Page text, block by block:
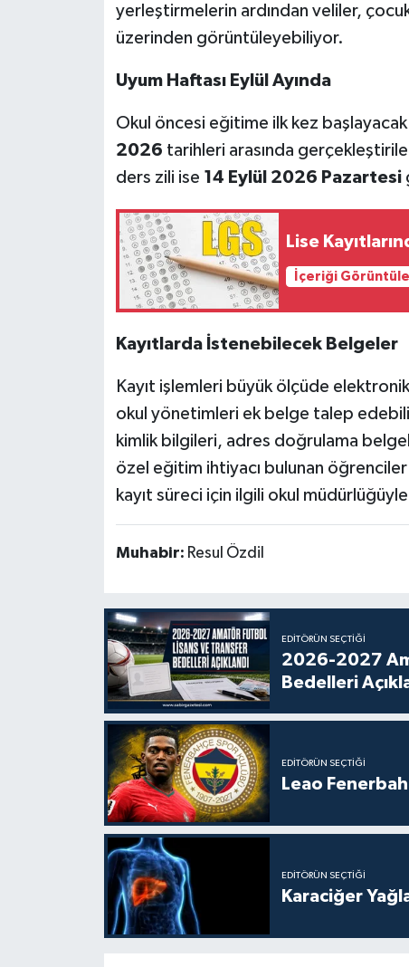
yerleştirmelerin ardından veliler,
üzerinden görüntüleyebiliyor.
Uyum Haftası Eylül Ayında
Okul öncesi eğitime ilk kez
2026 tarihleri arasında
ders zili ise 14 Eylül 2026 Pazartesi
Lise
İçeriği Görüntüle
Kayıtlarda İstenebilecek Belgeler
Kayıt işlemleri büyük ölçüde
okul yönetimleri ek belge talep
kimlik bilgileri, adres doğrulama
özel eğitim ihtiyacı bulunan
kayıt süreci için ilgili okul
Muhabir: Resul Özdil
EDITÖRÜN SEÇTIĞI
2026-2027 Amatör Futbolda Lisans ve Transfer
Bedelleri
EDITÖRÜN SEÇTIĞI
Leao
EDITÖRÜN SEÇTIĞI
Karaciğer